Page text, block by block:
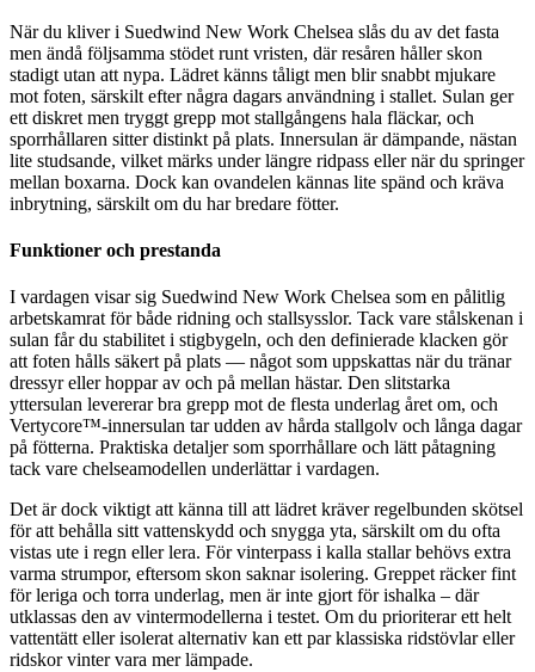
När du kliver i Suedwind New Work Chelsea slås du av det fasta
men ändå följsamma stödet runt vristen, där resåren håller skon
stadigt utan att nypa. Lädret känns tåligt men blir snabbt mjukare
mot foten, särskilt efter några dagars användning i stallet. Sulan ger
ett diskret men tryggt grepp mot stallgångens hala fläckar, och
sporrhållaren sitter distinkt på plats. Innersulan är dämpande, nästan
lite studsande, vilket märks under längre ridpass eller när du springer
mellan boxarna. Dock kan ovandelen kännas lite spänd och kräva
inbrytning, särskilt om du har bredare fötter.
Funktioner och prestanda
I vardagen visar sig Suedwind New Work Chelsea som en pålitlig
arbetskamrat för både ridning och stallsysslor. Tack vare stålskenan i
sulan får du stabilitet i stigbygeln, och den definierade klacken gör
att foten hålls säkert på plats — något som uppskattas när du tränar
dressyr eller hoppar av och på mellan hästar. Den slitstarka
yttersulan levererar bra grepp mot de flesta underlag året om, och
Vertycore™-innersulan tar udden av hårda stallgolv och långa dagar
på fötterna. Praktiska detaljer som sporrhållare och lätt påtagning
tack vare chelseamodellen underlättar i vardagen.
Det är dock viktigt att känna till att lädret kräver regelbunden skötsel
för att behålla sitt vattenskydd och snygga yta, särskilt om du ofta
vistas ute i regn eller lera. För vinterpass i kalla stallar behövs extra
varma strumpor, eftersom skon saknar isolering. Greppet räcker fint
för leriga och torra underlag, men är inte gjort för ishalka – där
utklassas den av vintermodellerna i testet. Om du prioriterar ett helt
vattentätt eller isolerat alternativ kan ett par klassiska ridstövlar eller
ridskor vinter vara mer lämpade.